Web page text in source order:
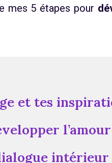
mes 5 étapes pour
et tes
intérieur